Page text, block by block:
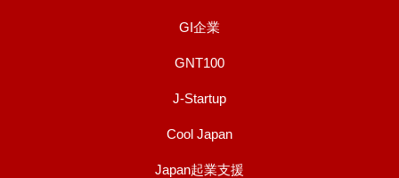
GI企業
GNT100
J-Startup
Cool Japan
Japan起業支援